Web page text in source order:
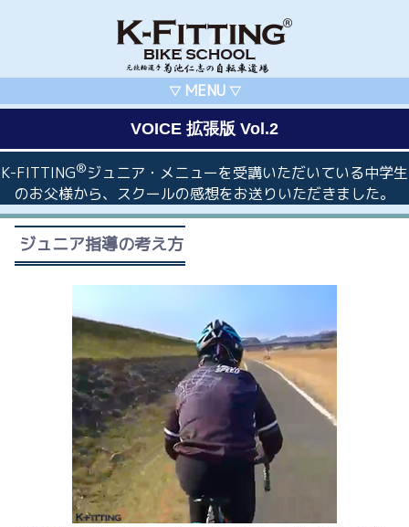
▽ MENU▽
VOICE 拡張版 Vol.2
K-FITTING®ジュニア・メニューを受講いただいている中学生
のお父様から、スクールの感想をお送りいただきました。
ジュニア指導の考え方